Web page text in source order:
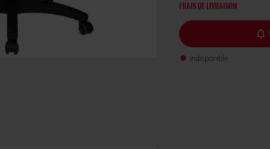
FRAIS DE LIVRAISON
notifications_none
fiber_manual_record indisponible